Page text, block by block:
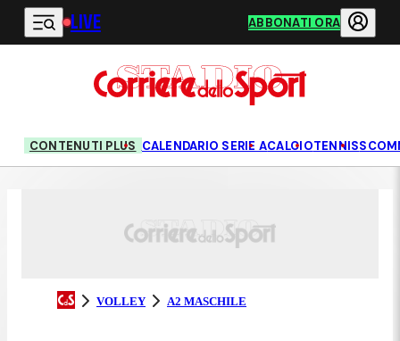
Vai al contenuto principale
LIVE ABBONATI ORA
CONTENUTI PLUS CALENDARIO SERIE ACALCIOTENNIS
VOLLEY A2 MASCHILE